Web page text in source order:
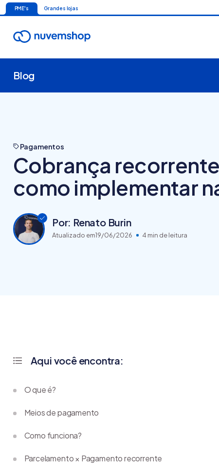
PME's Grandes lojas
Blog
Pagamentos
Cobrança
como implementar
Por: Renato Burin
Atualizado em19/06/2026 4 min de leitura
Aqui você encontra:
O que é?
Meios de pagamento
Como funciona?
Parcelamento × Pagamento recorrente